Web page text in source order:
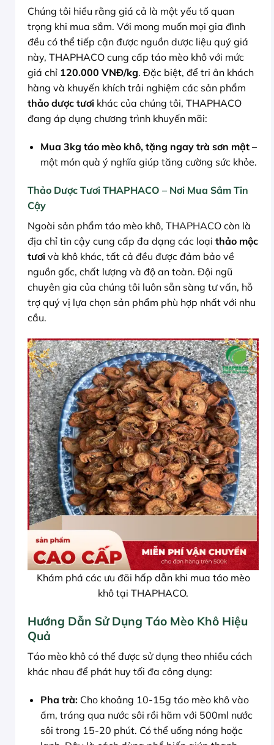
Chúng tôi hiểu rằng giá cả là một yếu tố quan
trọng khi mua sắm. Với mong muốn mọi gia đình
đều có thể tiếp cận được nguồn dược liệu quý giá
này, THAPHACO cung cấp táo mèo khô với mức
giá chỉ 120.000 VNĐ/kg. Đặc biệt, để tri ân khách
hàng và khuyến khích trải nghiệm các sản phẩm
thảo dược tươi khác của chúng tôi, THAPHACO
đang áp dụng chương trình khuyến mãi:
Mua 3kg táo mèo khô, tặng ngay trà sơn mật–
một món quà ý nghĩa giúp tăng cường sức khỏe.
Thảo Dược Tươi THAPHACO – Nơi Mua Sắm Tin
Cậy
Ngoài sản phẩm táo mèo khô, THAPHACO còn là
địa chỉ tin cậy cung cấp đa dạng các loại thảo mộc
tươi và khô khác, tất cả đều được đảm bảo về
nguồn gốc, chất lượng và độ an toàn. Đội ngũ
chuyên gia của chúng tôi luôn sẵn sàng tư vấn, hỗ
trợ quý vị lựa chọn sản phẩm phù hợp nhất với nhu
cầu.
Khám phá các ưu đãi hấp dẫn khi mua táo mèo
khô tại THAPHACO.
Hướng Dẫn Sử Dụng Táo Mèo Khô Hiệu
Quả
Táo mèo khô có thể được sử dụng theo nhiều cách
khác nhau để phát huy tối đa công dụng:
Pha trà:Cho khoảng 10-15g táo mèo khô vào
ấm, tráng qua nước sôi rồi hãm với 500ml nước
sôi trong 15-20 phút. Có thể uống nóng hoặc